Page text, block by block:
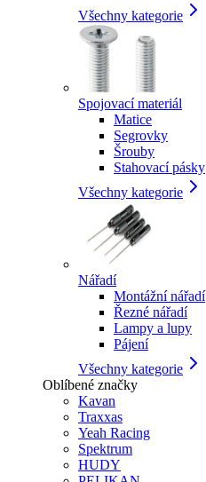
Všechny kategorie
Spojovací materiál
Matice
Segrovky
Šrouby
Stahovací pásky
Všechny kategorie
Nářadí
Montážní nářadí
Řezné nářadí
Lampy a lupy
Pájení
Všechny kategorie
Oblíbené značky
Kavan
Traxxas
Yeah Racing
Spektrum
HUDY